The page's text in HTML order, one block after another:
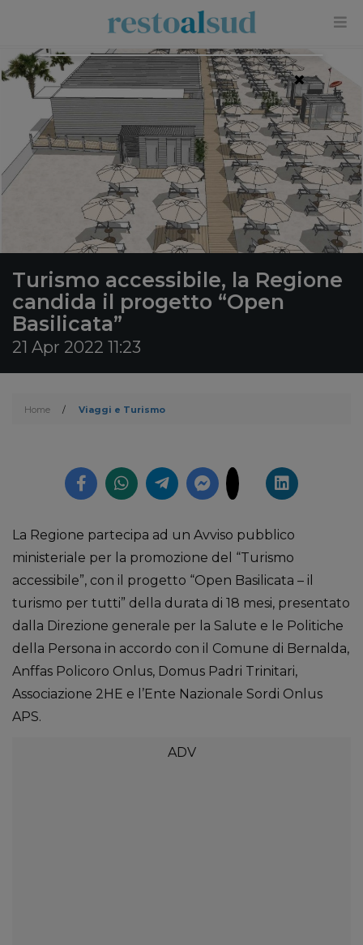
Turismo accessibile, la Regione
candida il progetto “Open
Basilicata”
21 Apr 2022 11:23
Home / Viaggi e Turismo
La Regione partecipa ad un Avviso pubblico
ministeriale per la promozione del “Turismo
accessibile”, con il progetto “Open Basilicata – il
turismo per tutti” della durata di 18 mesi, presentato
dalla Direzione generale per la Salute e le Politiche
della Persona in accordo con il Comune di Bernalda,
Anffas Policoro Onlus, Domus Padri Trinitari,
Associazione 2HE e l’Ente Nazionale Sordi Onlus
APS.
×